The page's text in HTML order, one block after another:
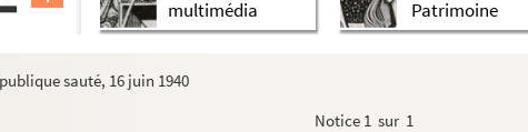
multimédia
Patrimoine
sauté, 16 juin 1940
Notice 1 sur 1
Inondations janvier 1910, pont Battant [carte postale d'après la photo ...